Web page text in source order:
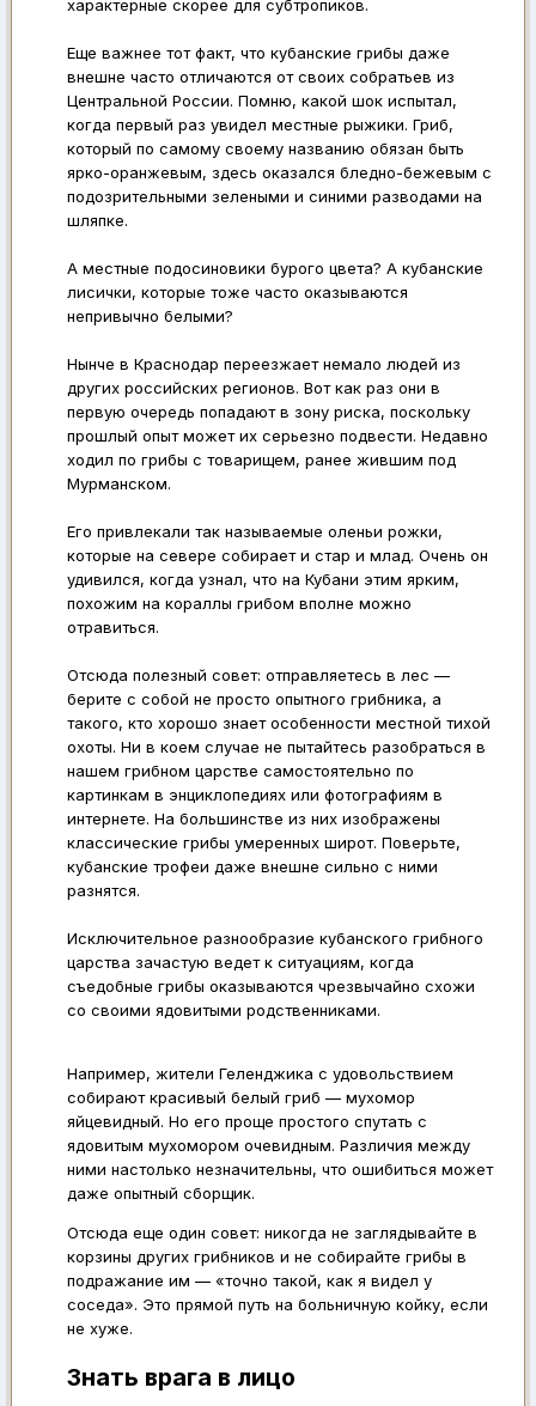
характерные скорее для субтропиков.
Еще важнее тот факт, что кубанские грибы даже
внешне часто отличаются от своих собратьев из
Центральной России. Помню, какой шок испытал,
когда первый раз увидел местные рыжики. Гриб,
который по самому своему названию обязан быть
ярко-оранжевым, здесь оказался бледно-бежевым с
подозрительными зелеными и синими разводами на
шляпке.
А местные подосиновики бурого цвета? А кубанские
лисички, которые тоже часто оказываются
непривычно белыми?
Нынче в Краснодар переезжает немало людей из
других российских регионов. Вот как раз они в
первую очередь попадают в зону риска, поскольку
прошлый опыт может их серьезно подвести. Недавно
ходил по грибы с товарищем, ранее жившим под
Мурманском.
Его привлекали так называемые оленьи рожки,
которые на севере собирает и стар и млад. Очень он
удивился, когда узнал, что на Кубани этим ярким,
похожим на кораллы грибом вполне можно
отравиться.
Отсюда полезный совет: отправляетесь в лес —
берите с собой не просто опытного грибника, а
такого, кто хорошо знает особенности местной тихой
охоты. Ни в коем случае не пытайтесь разобраться в
нашем грибном царстве самостоятельно по
картинкам в энциклопедиях или фотографиям в
интернете. На большинстве из них изображены
классические грибы умеренных широт. Поверьте,
кубанские трофеи даже внешне сильно с ними
разнятся.
Исключительное разнообразие кубанского грибного
царства зачастую ведет к ситуациям, когда
съедобные грибы оказываются чрезвычайно схожи
со своими ядовитыми родственниками.
Например, жители Геленджика с удовольствием
собирают красивый белый гриб — мухомор
яйцевидный. Но его проще простого спутать с
ядовитым мухомором очевидным. Различия между
ними настолько незначительны, что ошибиться может
даже опытный сборщик.
Отсюда еще один совет: никогда не заглядывайте в
корзины других грибников и не собирайте грибы в
подражание им — «точно такой, как я видел у
соседа». Это прямой путь на больничную койку, если
не хуже.
Знать врага в лицо